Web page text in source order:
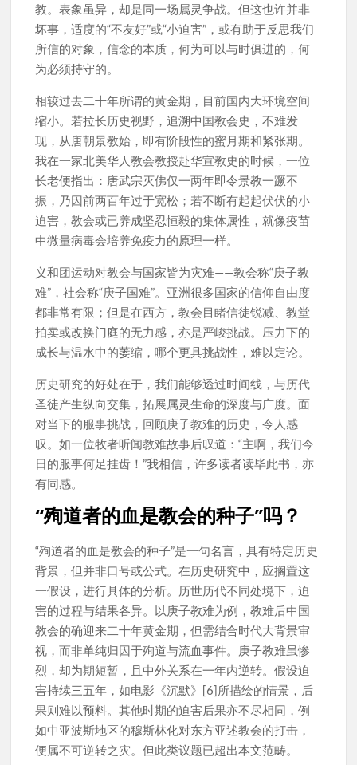
教。表象虽异，却是同一场属灵争战。但这也许并非
坏事，适度的“不友好”或“小迫害”，或有助于反思我们
所信的对象，信念的本质，何为可以与时俱进的，何
为必须持守的。
相较过去二十年所谓的黄金期，目前国内大环境空间
缩小。若拉长历史视野，追溯中国教会史，不难发
现，从唐朝景教始，即有阶段性的蜜月期和紧张期。
我在一家北美华人教会教授赴华宣教史的时候，一位
长老便指出：唐武宗灭佛仅一两年即令景教一蹶不
振，乃因前两百年过于宽松；若不断有起起伏伏的小
迫害，教会或已养成坚忍恒毅的集体属性，就像疫苗
中微量病毒会培养免疫力的原理一样。
义和团运动对教会与国家皆为灾难——教会称“庚子教
难”，社会称“庚子国难”。亚洲很多国家的信仰自由度
都非常有限；但是在西方，教会目睹信徒锐减、教堂
拍卖或改换门庭的无力感，亦是严峻挑战。压力下的
成长与温水中的萎缩，哪个更具挑战性，难以定论。
历史研究的好处在于，我们能够透过时间线，与历代
圣徒产生纵向交集，拓展属灵生命的深度与广度。面
对当下的服事挑战，回顾庚子教难的历史，令人感
叹。如一位牧者听闻教难故事后叹道：“主啊，我们今
日的服事何足挂齿！”我相信，许多读者读毕此书，亦
有同感。
“殉道者的血是教会的种子”吗？
“殉道者的血是教会的种子”是一句名言，具有特定历史
背景，但并非口号或公式。在历史研究中，应搁置这
一假设，进行具体的分析。历世历代不同处境下，迫
害的过程与结果各异。以庚子教难为例，教难后中国
教会的确迎来二十年黄金期，但需结合时代大背景审
视，而非单纯归因于殉道与流血事件。庚子教难虽惨
烈，却为期短暂，且中外关系在一年内逆转。假设迫
害持续三五年，如电影《沉默》[6]所描绘的情景，后
果则难以预料。其他时期的迫害后果亦不尽相同，例
如中亚波斯地区的穆斯林化对东方亚述教会的打击，
便属不可逆转之灾。但此类议题已超出本文范畴。